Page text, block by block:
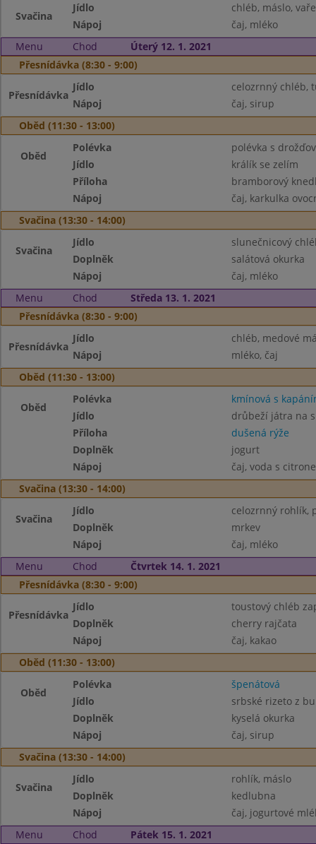
Svačina
Jídlo
chléb, máslo,
Nápoj
čaj, mléko
Menu
Chod
Úterý 12. 1. 2021
Přesnídávka (8:30 - 9:00)
Přesnídávka
Jídlo
celozrnný chléb,
Nápoj
čaj, sirup
Oběd (11:30 - 13:00)
Oběd
Polévka
polévka s
Jídlo
králík se zelím
Příloha
bramborový
Nápoj
čaj, karkulka
Svačina (13:30 - 14:00)
Svačina
Jídlo
slunečnicový
Doplněk
salátová okurka
Nápoj
čaj, mléko
Menu
Chod
Středa 13. 1. 2021
Přesnídávka (8:30 - 9:00)
Přesnídávka
Jídlo
chléb, medové
Nápoj
mléko, čaj
Oběd (11:30 - 13:00)
Oběd
Polévka
kmínová s
Jídlo
drůbeží játra na
Příloha
dušená rýže
Doplněk
jogurt
Nápoj
čaj, voda s
Svačina (13:30 - 14:00)
Svačina
Jídlo
celozrnný rohlík,
Doplněk
mrkev
Nápoj
čaj, mléko
Menu
Chod
Čtvrtek 14. 1. 2021
Přesnídávka (8:30 - 9:00)
Přesnídávka
Jídlo
toustový chléb
Doplněk
cherry rajčata
Nápoj
čaj, kakao
Oběd (11:30 - 13:00)
Oběd
Polévka
špenátová
Jídlo
srbské rizeto z
Doplněk
kyselá okurka
Nápoj
čaj, sirup
Svačina (13:30 - 14:00)
Svačina
Jídlo
rohlík, máslo
Doplněk
kedlubna
Nápoj
čaj, jogurtové
Menu
Chod Pátek 15. 1. 2021